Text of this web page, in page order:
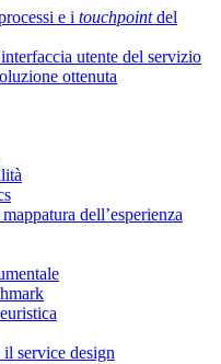
e i touchpointdel
utente del servizio
ottenuta
dell’esperienza
service design